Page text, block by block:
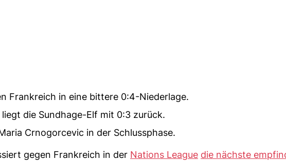
Frankreich in eine bittere 0:4-Niederlage.
die Sundhage-Elf mit 0:3 zurück.
Crnogorcevic in der Schlussphase.
gegen Frankreich in der Nations League die nächste